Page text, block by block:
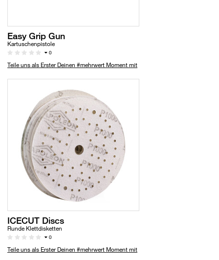
Easy Grip Gun
Kartuschenpistole
0
Teile uns als Erster Deinen #mehrwert Moment mit
ICECUT Discs
Runde Klettdisketten
0
Teile uns als Erster Deinen #mehrwert Moment mit